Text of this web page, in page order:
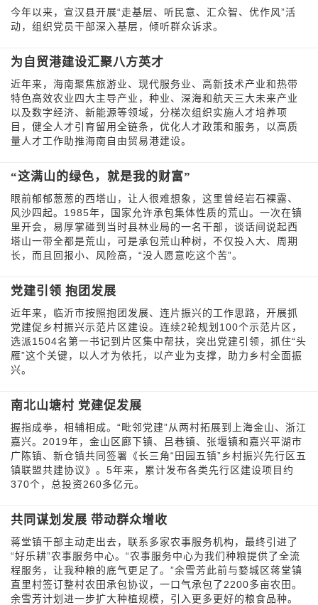
今年以来，宣汉县开展“走基层、听民意、汇众智、优作风”活
动，组织党员干部深入基层，倾听群众诉求。
为自贸港建设汇聚八方英才
近年来，海南聚焦旅游业、现代服务业、高新技术产业和热带
特色高效农业四大主导产业，种业、深海和航天三大未来产业
以及数字经济、新能源等领域，分梯次组织实施人才培养项
目，健全人才引育留用全链条，优化人才政策和服务，以高质
量人才工作助推海南自由贸易港建设。
“这满山的绿色，就是我的财富”
眼前郁郁葱葱的西塔山，让人很难想象，这里曾经岩石裸露、
风沙四起。1985年，国家允许承包集体性质的荒山。一次在镇
里开会，易厚掌碰到当时县林业局的一名干部，谈话间说起西
塔山一带全都是荒山，可是承包荒山种树，不仅投入大、周期
长，而且回报小、风险高，“没人愿意吃这个苦”。
党建引领 抱团发展
近年来，临沂市按照抱团发展、连片振兴的工作思路，开展抓
党建促乡村振兴示范片区建设。连续2轮规划100个示范片区，
选派1504名第一书记到片区集中帮扶，突出党建引领，抓住“头
雁”这个关键，以人才为依托，以产业为支撑，助力乡村全面振
兴。
南北山塘村 党建促发展
握指成拳，相辅相成。“毗邻党建”从两村拓展到上海金山、浙江
嘉兴。2019年，金山区廊下镇、吕巷镇、张堰镇和嘉兴平湖市
广陈镇、新仓镇共同签署《长三角“田园五镇”乡村振兴先行区五
镇联盟共建协议》。5年来，累计发布各类先行区建设项目约
370个，总投资260多亿元。
共同谋划发展 带动群众增收
蒋堂镇干部主动走出去，联系多家农事服务机构，最终引进了
“好乐耕”农事服务中心。“农事服务中心为我们种粮提供了全流
程服务，让我种粮的底气更足了。”余雪芳此前与婺城区蒋堂镇
直里村签订整村农田承包协议，一口气承包了2200多亩农田。
余雪芳计划进一步扩大种植规模，引入更多更好的粮食品种。